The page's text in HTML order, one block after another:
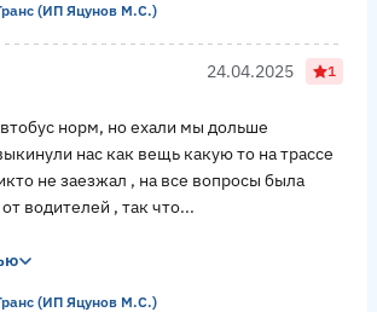
(ИП Яцунов М.С.)
24.04.2025 1
норм, но ехали мы дольше
нас как вещь какую то на трассе
не заезжал , на все вопросы была
водителей , так что...
(ИП Яцунов М.С.)